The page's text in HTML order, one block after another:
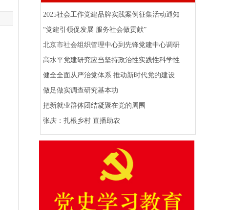
2025社会工作党建品牌实践案例征集活动通知
“党建引领促发展 服务社会做贡献”
北京市社会组织管理中心到先锋党建中心调研
高水平党建研究应当坚持政治性实践性科学性
健全全面从严治党体系 推动新时代党的建设
做足做实调查研究基本功
把新就业群体团结凝聚在党的周围
张庆：扎根乡村 直播助农